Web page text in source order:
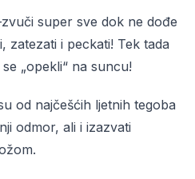
super sve dok ne dođe
zatezati i peckati! Tek tada
„opekli“ na suncu!
od najčešćih ljetnih tegoba
odmor, ali i izazvati